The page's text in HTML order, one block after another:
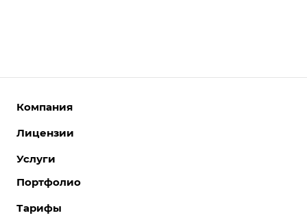
Компания
О компании
Отзывы
Вакансии
Лицензии
Интернет-магазины
Корпоративные сайты
Лицензии 1С-Битрикс
Услуги
Разработка сайтов
Поддержка сайтов
Портфолио
Тарифы